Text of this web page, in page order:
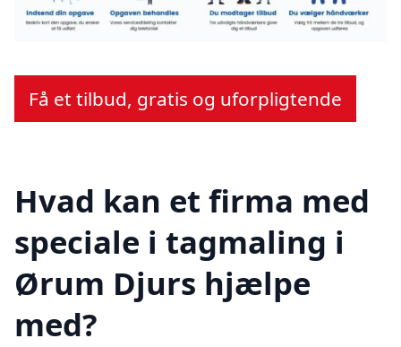
Få et tilbud, gratis og uforpligtende
Hvad kan et firma med
speciale i tagmaling i
Ørum Djurs hjælpe
med?